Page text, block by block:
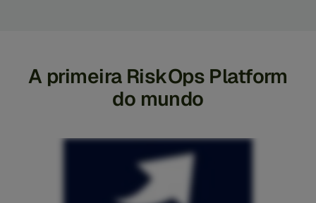
A primeira RiskOps Platform
do mundo